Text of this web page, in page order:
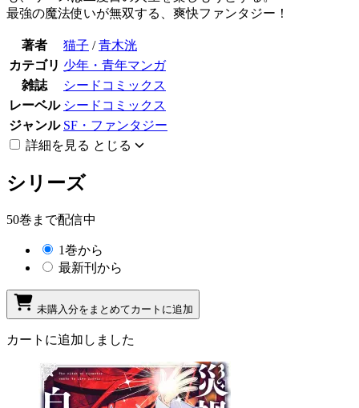
最強の魔法使いが無双する、爽快ファンタジー！
著者 猫子 /青木洸
カテゴリ 少年・青年マンガ
雑誌
シードコミックス
レーベル シードコミックス
ジャンル SF・ファンタジー
詳細を見る とじる
シリーズ
50巻まで配信中
1巻から
最新刊から
未購入分をまとめてカートに追加
カートに追加しました